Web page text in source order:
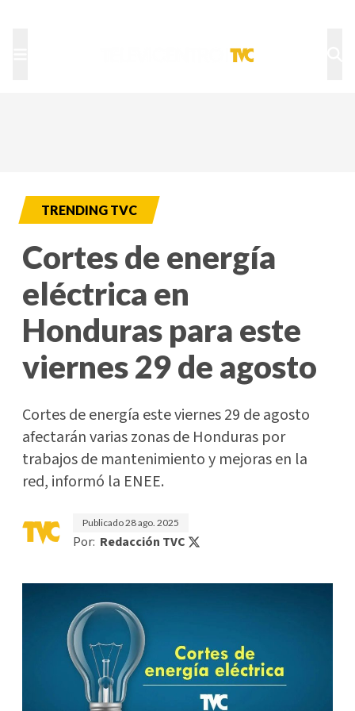
TRENDING TVC
Cortes de energía
eléctrica en
Honduras para este
viernes 29 de agosto
Cortes de energía este viernes 29 de agosto
afectarán varias zonas de Honduras por
trabajos de mantenimiento y mejoras en la
red, informó la ENEE.
Publicado28 ago. 2025
Por: Redacción TVC